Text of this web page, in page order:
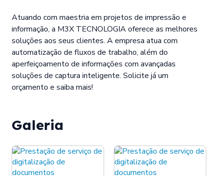
Atuando com maestria em projetos de impressão e
informação, a M3X TECNOLOGIA oferece as melhores
soluções aos seus clientes. A empresa atua com
automatização de fluxos de trabalho, além do
aperfeiçoamento de informações com avançadas
soluções de captura inteligente. Solicite já um
orçamento e saiba mais!
Galeria